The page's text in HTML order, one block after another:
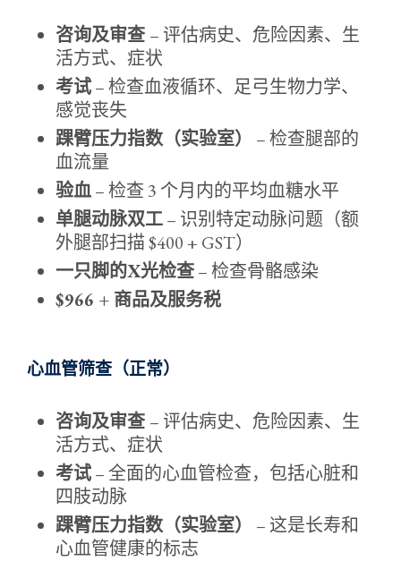
咨询及审查 – 评估病史、危险因素、生
活方式、症状
考试– 检查血液循环、足弓生物力学、
感觉丧失
踝臂压力指数（实验室）
– 检查腿部的
血流量
验血– 检查 3 个月内的平均血糖水平
单腿动脉双工– 识别特定动脉问题（额
外腿部扫描 $400 + GST）
一只脚的X光检查– 检查骨骼感染
$966 + 商品及服务税
心血管筛查（正常）
咨询及审查 – 评估病史、危险因素、生
活方式、症状
考试– 全面的心血管检查，包括心脏和
四肢动脉
踝臂压力指数（实验室）
– 这是长寿和
心血管健康的标志